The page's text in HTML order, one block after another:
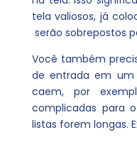
tela valiosos, já
serão sobrepostos
Você também
de entrada em um
caem, por
complicadas para
listas forem longas.